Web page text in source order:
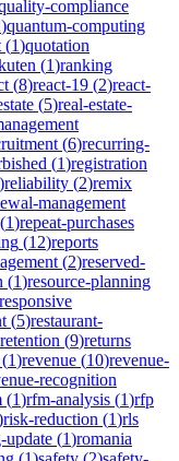
compliance
)quantum-computing
(1)quotation
(1)ranking
(8)react-19 (2)react-
(5)real-estate-
(6)recurring-
(1)registration
)reliability (2)remix
management
(1)repeat-purchases
(12)reports
(2)reserved-
(1)resource-planning
responsive
(5)restaurant-
retention (9)returns
(1)revenue (10)revenue-
recognition
(1)rfm-analysis (1)rfp
risk-reduction (1)rls
update (1)romania